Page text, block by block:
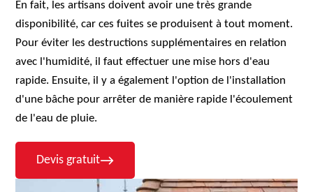
En fait, les artisans doivent avoir une très grande
disponibilité, car ces fuites se produisent à tout moment.
Pour éviter les destructions supplémentaires en relation
avec l'humidité, il faut effectuer une mise hors d'eau
rapide. Ensuite, il y a également l'option de l'installation
d'une bâche pour arrêter de manière rapide l'écoulement
de l'eau de pluie.
Devis gratuit